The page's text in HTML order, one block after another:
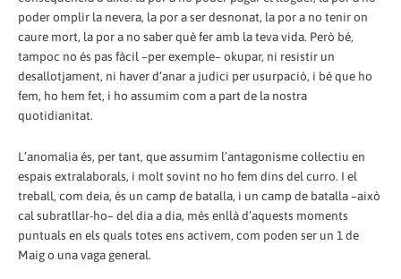
poder omplir la nevera, la por a ser desnonat, la por a no tenir on
caure mort, la por a no saber què fer amb la teva vida. Però bé,
tampoc no és pas fàcil –per exemple– okupar, ni resistir un
desallotjament, ni haver d’anar a judici per usurpació, i bé que ho
fem, ho hem fet, i ho assumim com a part de la nostra
quotidianitat.
L’anomalia és, per tant, que assumim l’antagonisme col·lectiu en
espais extralaborals, i molt sovint no ho fem dins del curro. I el
treball, com deia, és un camp de batalla, i un camp de batalla –això
cal subratllar-ho– del dia a dia, més enllà d’aquests moments
puntuals en els quals totes ens activem, com poden ser un 1 de
Maig o una vaga general.